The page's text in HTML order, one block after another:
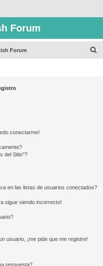
Forum
Forum
conectarme!
del Sitio"?
en las listas de usuarios conectados?
sigue siendo incorrecto!
usuario, ¡me pide que me registre!
respuesta?